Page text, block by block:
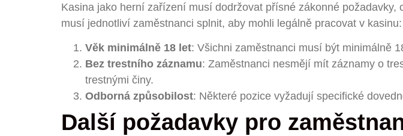
Kasina jako herní zařízení musí dodržovat přísné zákonné
musí jednotliví zaměstnanci splnit, aby mohli legálně pracovat v kasinu:
Věk minimálně 18 let: Všichni zaměstnanci musí být minimálně
Bez trestního záznamu: Zaměstnanci nesmějí mít záznamy o
trestnými činy.
Odborná způsobilost: Některé pozice vyžadují specifické
Další požadavky pro